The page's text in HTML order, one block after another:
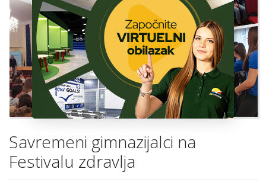
OSNOVNA
ŠKOLA
Savremeni gimnazijalci na
Festivalu zdravlja